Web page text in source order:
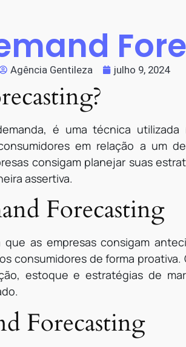
Agência Gentileza julho 9, 2024
é uma técnica
em relação a um
consigam planejar suas
assertiva.
Forecasting
as empresas consigam
consumidores de forma
estoque e estratégias de
Forecasting